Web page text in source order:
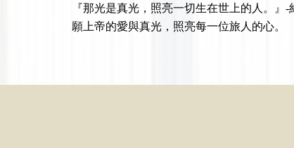
『那光是真光，照亮一切生在世上的人。』-
願上帝的愛與真光，照亮每一位旅人的心。